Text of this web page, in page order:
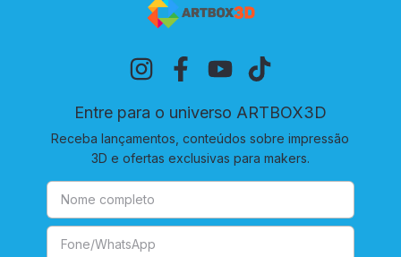
Entre para o universo ARTBOX3D
Receba lançamentos, conteúdos sobre impressão
3D e ofertas exclusivas para makers.